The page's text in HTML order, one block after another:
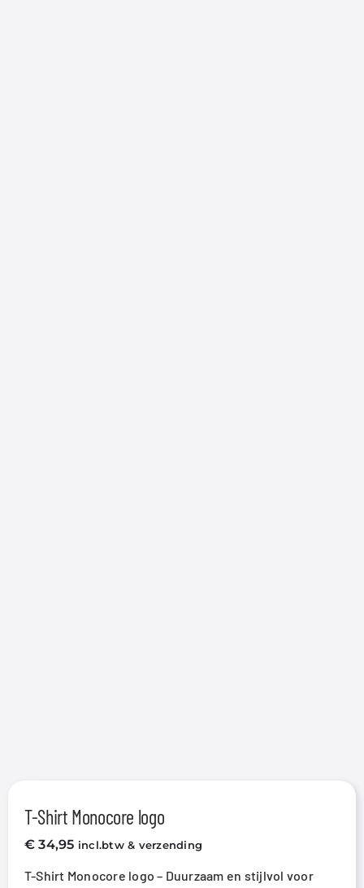
T-Shirt Monocore logo
€ 34,95 incl.btw & verzending
T-Shirt Monocore logo – Duurzaam en stijlvol voor